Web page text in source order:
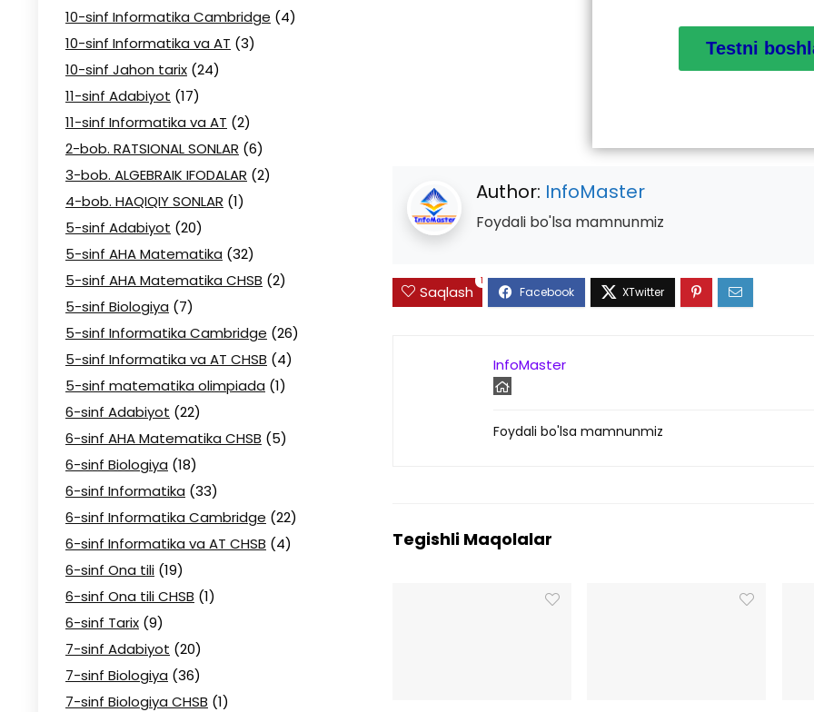
Author: InfoMaster
Foydali bo'lsa mamnunmiz
Saqlash
1
InfoMaster
Foydali bo'lsa mamnunmiz
Tegishli Maqolalar
10-sinf Informatika Cambridge (4)
10-sinf Informatika va AT (3)
10-sinf Jahon tarix (24)
11-sinf Adabiyot (17)
11-sinf Informatika va AT (2)
2-bob. RATSIONAL SONLAR (6)
3-bob. ALGEBRAIK IFODALAR (2)
4-bob. HAQIQIY SONLAR (1)
5-sinf Adabiyot (20)
5-sinf AHA Matematika (32)
5-sinf AHA Matematika CHSB (2)
5-sinf Biologiya (7)
5-sinf Informatika Cambridge (26)
5-sinf Informatika va AT CHSB (4)
5-sinf matematika olimpiada (1)
6-sinf Adabiyot (22)
6-sinf AHA Matematika CHSB (5)
6-sinf Biologiya (18)
6-sinf Informatika (33)
6-sinf Informatika Cambridge (22)
6-sinf Informatika va AT CHSB (4)
6-sinf Ona tili (19)
6-sinf Ona tili CHSB (1)
6-sinf Tarix (9)
7-sinf Adabiyot (20)
7-sinf Biologiya (36)
7-sinf Biologiya CHSB (1)